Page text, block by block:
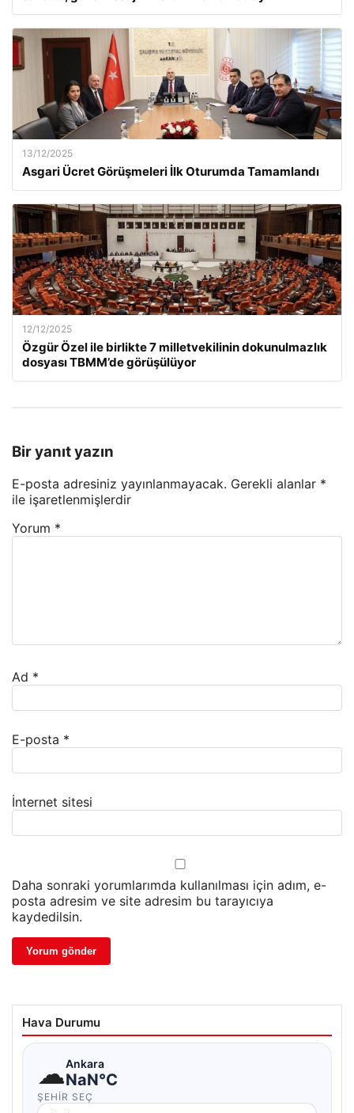
13/12/2025
Asgari Ücret Görüşmeleri İlk Oturumda Tamamlandı
12/12/2025
Özgür Özel ile birlikte 7 milletvekilinin dokunulmazlık
dosyası TBMM’de görüşülüyor
Bir yanıt yazın
E-posta adresiniz yayınlanmayacak. Gerekli alanlar *
ile işaretlenmişlerdir
Yorum *
Ad *
E-posta *
İnternet sitesi
Daha sonraki yorumlarımda kullanılması için adım, e-
posta adresim ve site adresim bu tarayıcıya
kaydedilsin.
Hava Durumu
☁Ankara
NaN°C
ŞEHIR SEÇ